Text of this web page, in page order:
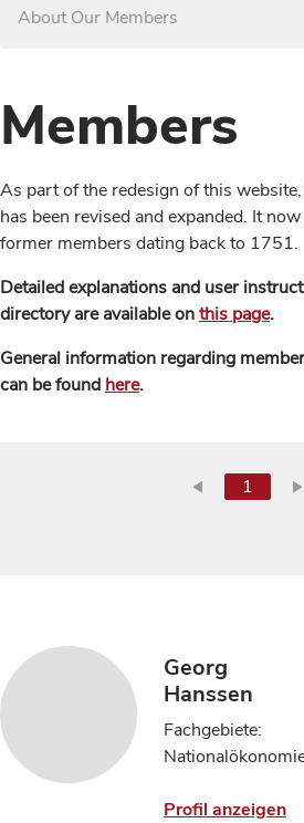
About Our Members
Members
As part of the redesign of this
has been revised and expanded. It
former members dating back to 1751.
Detailed explanations and user
directory are available onthis page.
General information regarding
can be found here.
1
Georg
Hanssen
Fachgebiete:
Profil anzeigen